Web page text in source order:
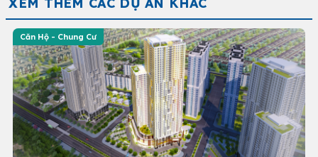
Căn Hộ - Chung Cư